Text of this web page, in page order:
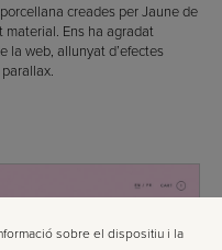
creades per Jaune de
Ens ha agradat
la web, allunyat d’efectes
sobre el dispositiu i la